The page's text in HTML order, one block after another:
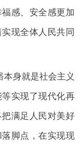
感、安全感更加
现全体人民共同
本身就是社会主义
实现了现代化再
满足人民对美好
脚点，在实现现